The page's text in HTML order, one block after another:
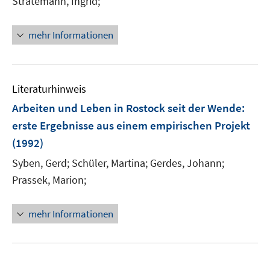
mehr Informationen
Literaturhinweis
Arbeiten und Leben in Rostock seit der Wende:
erste Ergebnisse aus einem empirischen Projekt
(1992)
Syben, Gerd; Schüler, Martina; Gerdes, Johann;
Prassek, Marion;
mehr Informationen